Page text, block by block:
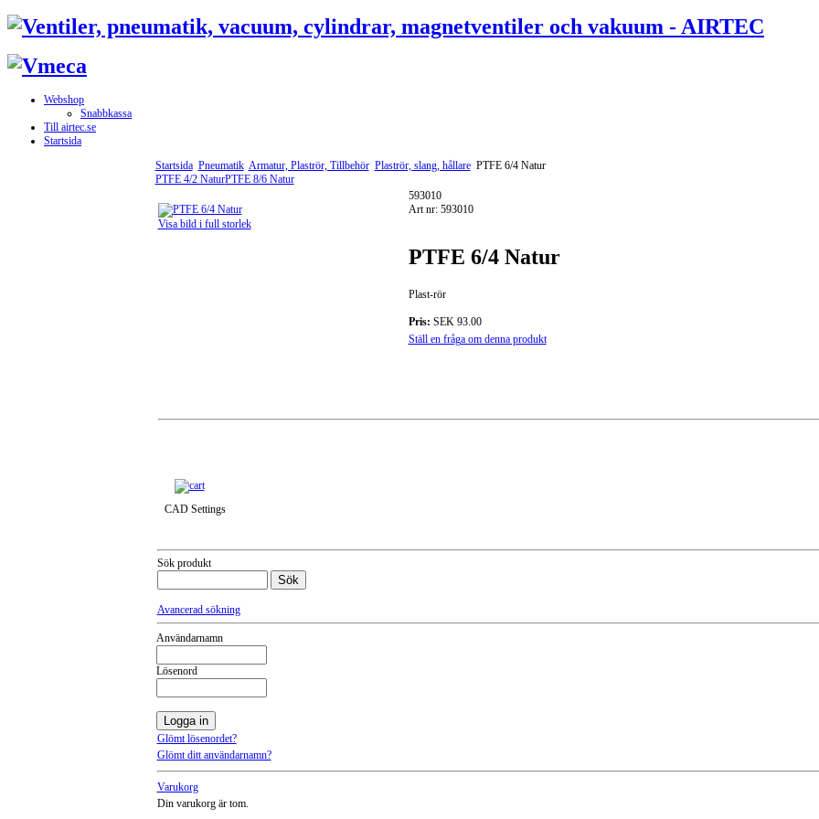
Webshop
Snabbkassa
Till airtec.se
Startsida
Startsida Pneumatik Armatur, Plaströr, Tillbehör Plaströr, slang, hållare PTFE 6/4 Natur
PTFE 4/2 NaturPTFE 8/6 Natur
Visa bild i full storlek
593010
Art nr: 593010
PTFE 6/4 Natur
Plast-rör
Pris: SEK 93.00
Ställ en fråga om denna produkt
CAD Settings
Sök produkt
Avancerad sökning
Användarnamn
Lösenord
Glömt lösenordet?
Glömt ditt användarnamn?
Varukorg
Din varukorg är tom.